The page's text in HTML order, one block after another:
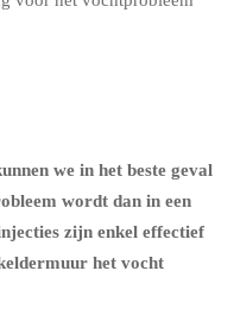
we in het beste geval
wordt dan in een
zijn enkel effectief
het vocht